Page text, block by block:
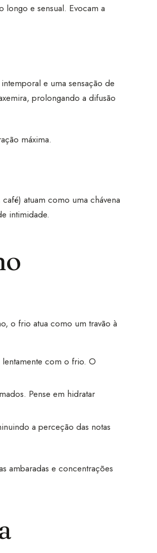
longo e sensual. Evocam a
e uma sensação de
prolongando a difusão
máxima.
atuam como uma chávena
intimidade.
o frio atua como um travão à
lentamente com o frio. O
Pense em hidratar
a perceção das notas
ambaradas e concentrações